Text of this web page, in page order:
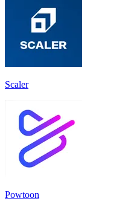
Scaler
Powtoon